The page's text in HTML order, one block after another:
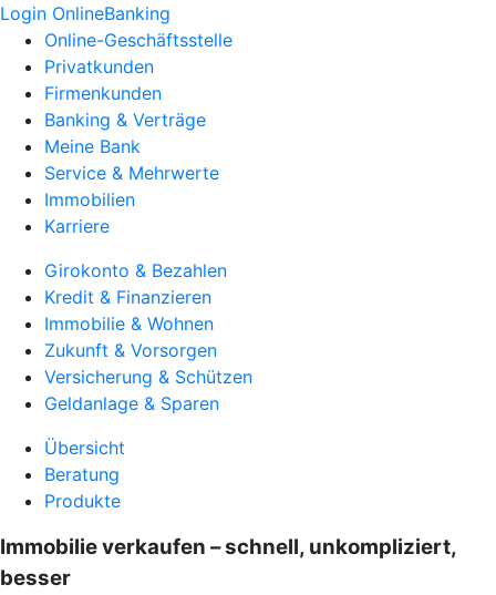
Login OnlineBanking
Online-Geschäftsstelle
Privatkunden
Firmenkunden
Banking & Verträge
Meine Bank
Service & Mehrwerte
Immobilien
Karriere
Girokonto & Bezahlen
Kredit & Finanzieren
Immobilie & Wohnen
Zukunft & Vorsorgen
Versicherung & Schützen
Geldanlage & Sparen
Übersicht
Beratung
Produkte
Immobilie verkaufen – schnell, unkompliziert,
besser